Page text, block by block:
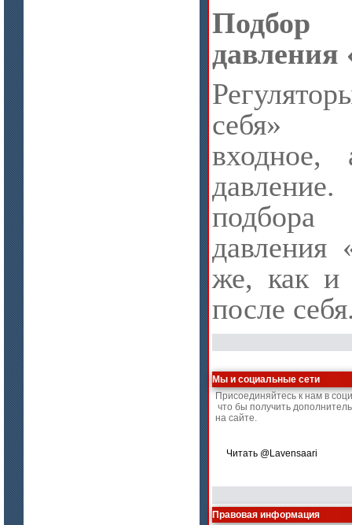
Подбор
давления
себя»
давления
же, как и
после
Мы и социальные сети
Присоединяйтесь к нам в
что бы получить
на сайте.
Читать @Lavensaari
Правовая информация